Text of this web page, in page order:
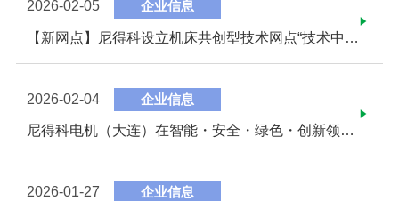
2026-02-05 企业信息
【新网点】尼得科设立机床共创型技术网点“技术中心” ～以加工解决方案为基础，与客户共同挑战未来的制造业～
2026-02-04 企业信息
尼得科电机（大连）在智能・安全・绿色・创新领域斩获多项发展成果
2026-01-27 企业信息